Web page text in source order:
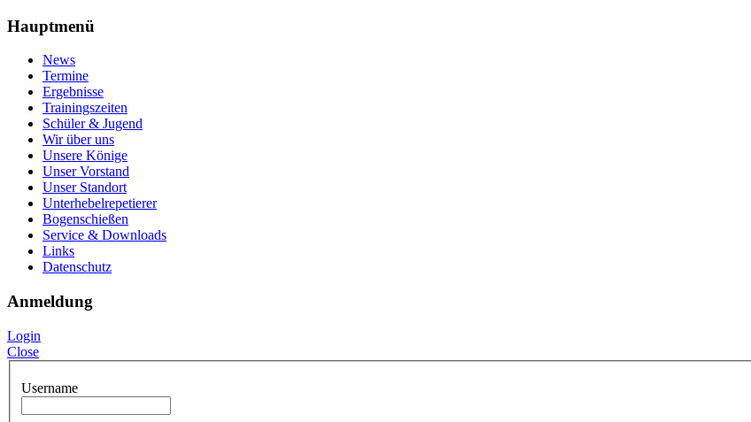
Hauptmenü
News
Termine
Ergebnisse
Trainingszeiten
Schüler & Jugend
Wir über uns
Unsere Könige
Unser Vorstand
Unser Standort
Unterhebelrepetierer
Bogenschießen
Service & Downloads
Links
Datenschutz
Anmeldung
Login
Close
Username